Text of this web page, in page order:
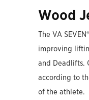
Wood
The VA
improving
and Deadlifts.
according to
of the athlete.